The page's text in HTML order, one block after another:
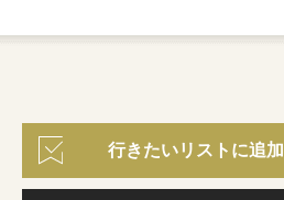
行きたいリストに追加